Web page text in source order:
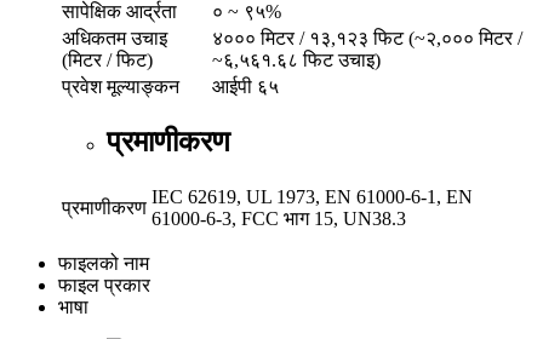
सापेक्षिक आर्द्रता
० ~ ९५%
अधिकतम उचाइ
(मिटर / फिट)
४००० मिटर / १३,१२३ फिट (~२,००० मिटर /
~६,५६१.६८ फिट उचाइ)
प्रवेश मूल्याङ्कन
आईपी ​​६५
प्रमाणीकरण
प्रमाणीकरण
IEC 62619, UL 1973, EN 61000-6-1, EN
61000-6-3, FCC भाग 15, UN38.3
फाइलको नाम
फाइल प्रकार
भाषा